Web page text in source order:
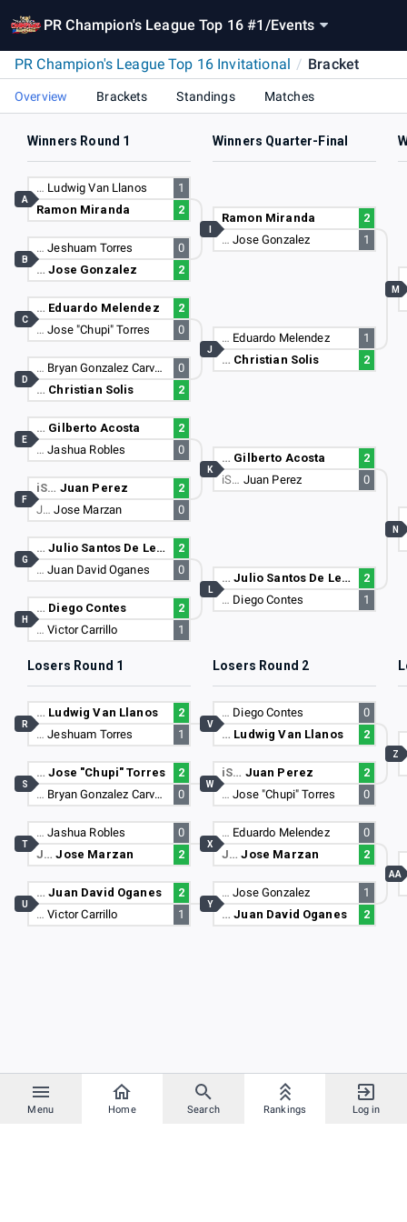
PR Champion's League Top 16 #1 /Events
Menu Home Search Rankings Log in
PR Champion's League Top 16 Invitational / Bracket
Overview Brackets Standings Matches
Winners Round 1 Winners Quarter-Final
… Ludwig Van Llanos
1
Ramon Miranda
2
A
…Jeshuam Torres
0
…Jose Gonzalez 2
B
… Eduardo Melendez
2
…Jose "Chupi" Torres 0
C
… Bryan Gonzalez Carventes
0
… Christian Solis 2
D
… Gilberto Acosta
2
…Jashua Robles 0
E
iS… Juan Perez
2
J…Jose Marzan 0
F
…Julio Santos De Leon
2
…Juan David Oganes 0
G
… Diego Contes
2
…Victor Carrillo 1
H
Ramon Miranda
2
…Jose Gonzalez 1
… Eduardo Melendez
1
… Christian Solis 2
J
… Gilberto Acosta
2
iS… Juan Perez 0
K
…Julio Santos De Leon
2
… Diego Contes 1
L
M
N
Losers Round 1 Losers Round 2
… Ludwig Van Llanos
2
…Jeshuam Torres 1
R
…Jose "Chupi" Torres
2
… Bryan Gonzalez Carventes 0
S
…Jashua Robles
0
J…Jose Marzan 2
T
…Juan David Oganes
2
…Victor Carrillo 1
U
… Diego Contes
0
… Ludwig Van Llanos 2
V
iS… Juan Perez
2
…Jose "Chupi" Torres 0
W
… Eduardo Melendez
0
J…Jose Marzan 2
X
…Jose Gonzalez
1
…Juan David Oganes 2
Y
Z
AA